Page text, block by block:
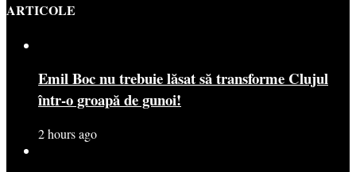
ARTICOLE
Emil Boc nu trebuie lăsat să transforme Clujul
într-o groapă de gunoi!
2 hours ago